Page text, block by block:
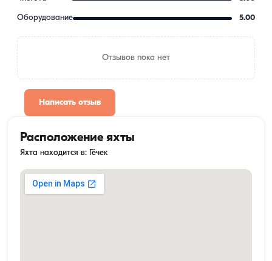
Оборудование 5.00
Отзывов пока нет
Написать отзыв
Расположение яхты
Яхта находится в: Гёчек